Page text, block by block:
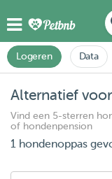
Logeren Data
Alternatief
Vind een 5-sterren
of hondenpension
1 hondenoppas